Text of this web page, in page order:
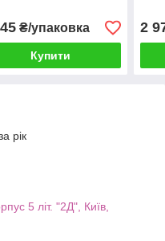
₴/упаковка
Купити
2
рік
5 літ. "2Д", Київ,